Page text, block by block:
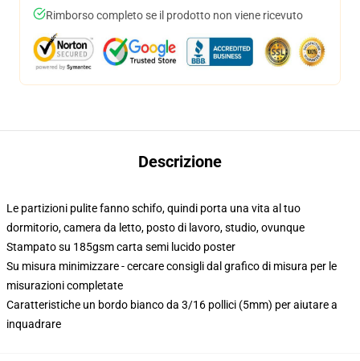
Rimborso completo se il prodotto non viene ricevuto
Descrizione
Le partizioni pulite fanno schifo, quindi porta una vita al tuo
dormitorio, camera da letto, posto di lavoro, studio, ovunque
Stampato su 185gsm carta semi lucido poster
Su misura minimizzare - cercare consigli dal grafico di misura per le
misurazioni completate
Caratteristiche un bordo bianco da 3/16 pollici (5mm) per aiutare a
inquadrare